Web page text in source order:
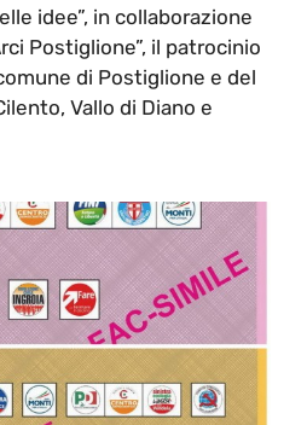
idee”, in collaborazione
Postiglione”, il patrocinio
di Postiglione e del
Vallo di Diano e